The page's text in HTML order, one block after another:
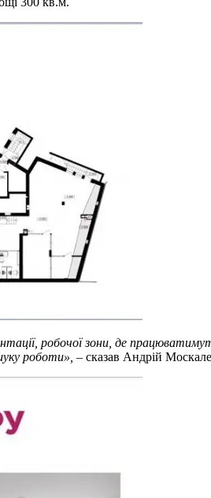
робочої зони, де
роботи», – сказав Андрій